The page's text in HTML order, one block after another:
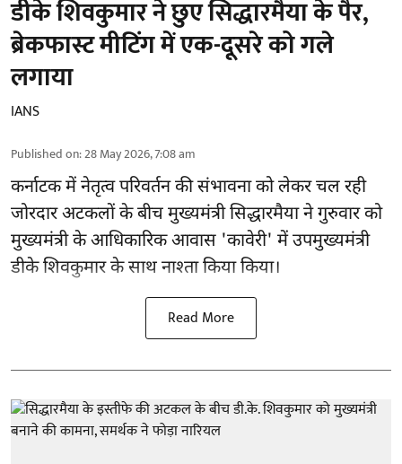
डीके शिवकुमार ने छुए सिद्धारमैया के पैर,
ब्रेकफास्ट मीटिंग में एक-दूसरे को गले
लगाया
IANS
Published on:28 May 2026, 7:08 am
कर्नाटक में नेतृत्व परिवर्तन की संभावना को लेकर चल रही
जोरदार अटकलों के बीच मुख्यमंत्री सिद्धारमैया ने गुरुवार को
मुख्यमंत्री के आधिकारिक आवास 'कावेरी' में उपमुख्यमंत्री
डीके शिवकुमार के साथ नाश्ता किया किया।
Read More